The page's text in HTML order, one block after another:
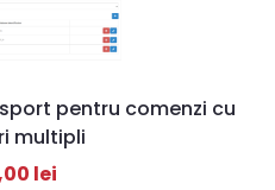
pentru comenzi cu
multipli
lei